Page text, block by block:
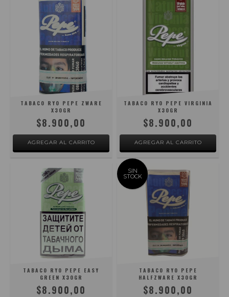
TABACO RYO PEPE ZWARE
X30GR
$8.900,00
TABACO RYO PEPE VIRGINIA
X30GR
$8.900,00
TABACO RYO PEPE EASY
GREEN X30GR
$8.900,00
SIN
STOCK
TABACO RYO PEPE
HALFZWARE X30GR
$8.900,00